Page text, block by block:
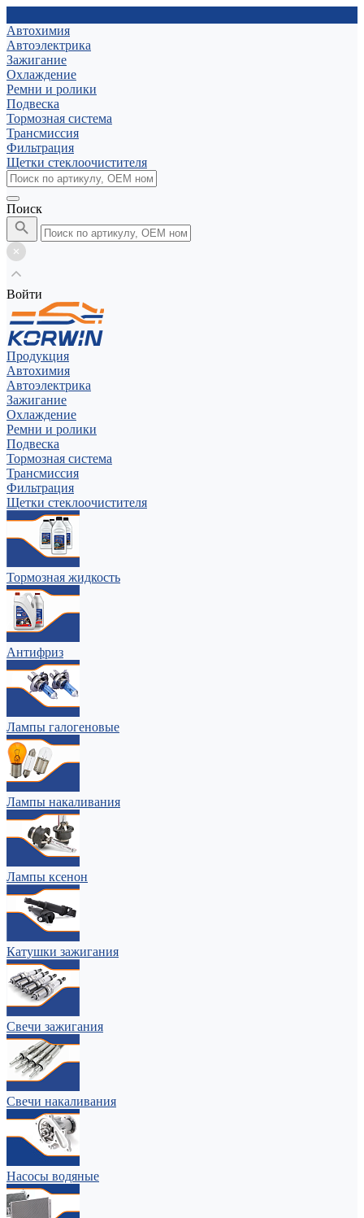
Автохимия
Автоэлектрика
Зажигание
Охлаждение
Ремни и ролики
Подвеска
Тормозная система
Трансмиссия
Фильтрация
Щетки стеклоочистителя
Поиск
Войти
Продукция
Автохимия
Автоэлектрика
Зажигание
Охлаждение
Ремни и ролики
Подвеска
Тормозная система
Трансмиссия
Фильтрация
Щетки стеклоочистителя
Тормозная жидкость
Антифриз
Лампы галогеновые
Лампы накаливания
Лампы ксенон
Катушки зажигания
Свечи зажигания
Свечи накаливания
Насосы водяные